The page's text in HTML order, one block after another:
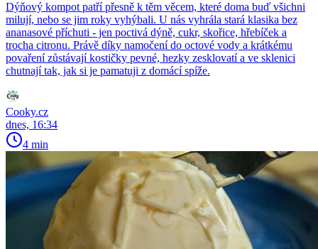
Dýňový kompot patří přesně k těm věcem, které doma buď všichni
milují, nebo se jim roky vyhýbali. U nás vyhrála stará klasika bez
ananasové příchuti - jen poctivá dýně, cukr, skořice, hřebíček a
trocha citronu. Právě díky namočení do octové vody a krátkému
povaření zůstávají kostičky pevné, hezky zesklovatí a ve sklenici
chutnají tak, jak si je pamatuji z domácí spíže.
Cooky.cz
dnes, 16:34
4 min